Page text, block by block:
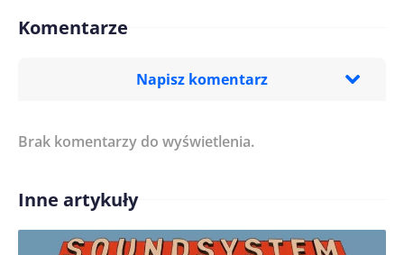
Komentarze
Napisz komentarz
Treść komentarza*
Imię/ Nick*
Brak komentarzy do wyświetlenia.
Inne artykuły